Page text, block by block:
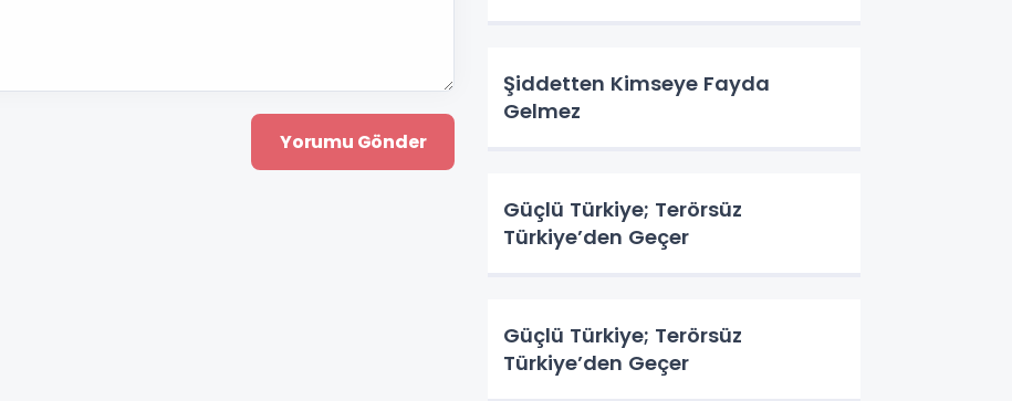
Şiddetten Kimseye Fayda
Gelmez
Güçlü Türkiye; Terörsüz
Türkiye’den Geçer
Güçlü Türkiye; Terörsüz
Türkiye’den Geçer